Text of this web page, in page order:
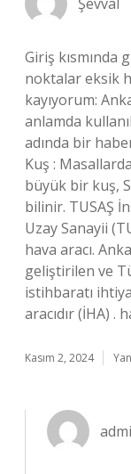
Giriş kısmında
noktalar eksik
kayıyorum:
anlamda
adında bir
Kuş :
büyük bir kuş,
bilinir. TUSAŞ
Uzay Sanayii
hava aracı.
geliştirilen ve
istihbaratı
aracıdır (İHA) .
Kasım 2, 2024